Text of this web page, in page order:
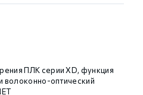
ПЛК серии XD, функция
волоконно-оптический